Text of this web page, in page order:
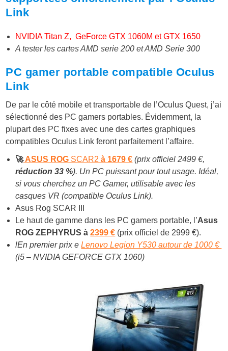
Link
NVIDIA Titan Z, GeForce GTX 1060M et GTX 1650
A tester les cartes AMD serie 200 et AMD Serie 300
PC gamer portable compatible Oculus
Link
De par le côté mobile et transportable de l’Oculus Quest, j’ai
sélectionné des PC gamers portables. Évidemment, la
plupart des PC fixes avec une des cartes graphiques
compatibles Oculus Link feront parfaitement l’affaire.
🚀ASUS ROG SCAR2à 1679 € (prix officiel 2499 €,
réduction 33 %). Un PC puissant pour tout usage. Idéal,
si vous cherchez un PC Gamer, utilisable avec les
casques VR (compatible Oculus Link).
Asus Rog SCAR III
Le haut de gamme dans les PC gamers portable, l’Asus
ROG ZEPHYRUS à2399 € (prix officiel de 2999 €).
lEn premier prix eLenovo Legion Y530 autour de 1000 €
(i5 – NVIDIA GEFORCE GTX 1060)